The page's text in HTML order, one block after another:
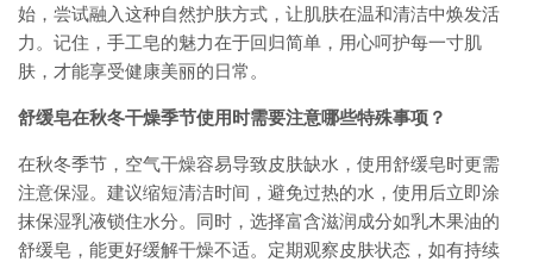
始，尝试融入这种自然护肤方式，让肌肤在温和清洁中焕发活
力。记住，手工皂的魅力在于回归简单，用心呵护每一寸肌
肤，才能享受健康美丽的日常。
舒缓皂在秋冬干燥季节使用时需要注意哪些特殊事项？
在秋冬季节，空气干燥容易导致皮肤缺水，使用舒缓皂时更需
注意保湿。建议缩短清洁时间，避免过热的水，使用后立即涂
抹保湿乳液锁住水分。同时，选择富含滋润成分如乳木果油的
舒缓皂，能更好缓解干燥不适。定期观察皮肤状态，如有持续